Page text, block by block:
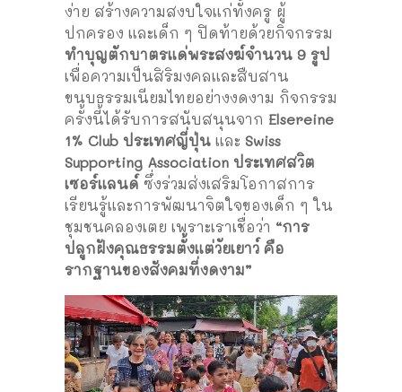
ง่าย สร้างความสงบใจแก่ทั้งครู ผู้
ปกครอง และเด็ก ๆ ปิดท้ายด้วยกิจกรรม
ทำบุญตักบาตรแด่พระสงฆ์จำนวน 9 รูป
เพื่อความเป็นสิริมงคลและสืบสาน
ขนบธรรมเนียมไทยอย่างงดงาม กิจกรรม
ครั้งนี้ได้รับการสนับสนุนจาก Elsereine
1% Club ประเทศญี่ปุ่น และ Swiss
Supporting Association ประเทศสวิต
เซอร์แลนด์ ซึ่งร่วมส่งเสริมโอกาสการ
เรียนรู้และการพัฒนาจิตใจของเด็ก ๆ ใน
ชุมชนคลองเตย เพราะเราเชื่อว่า “การ
ปลูกฝังคุณธรรมตั้งแต่วัยเยาว์ คือ
รากฐานของสังคมที่งดงาม”